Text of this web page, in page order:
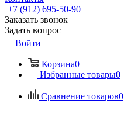
+7 (912) 695-50-90
Заказать звонок
Задать вопрос
Войти
Корзина0
Избранные товары0
Сравнение товаров0